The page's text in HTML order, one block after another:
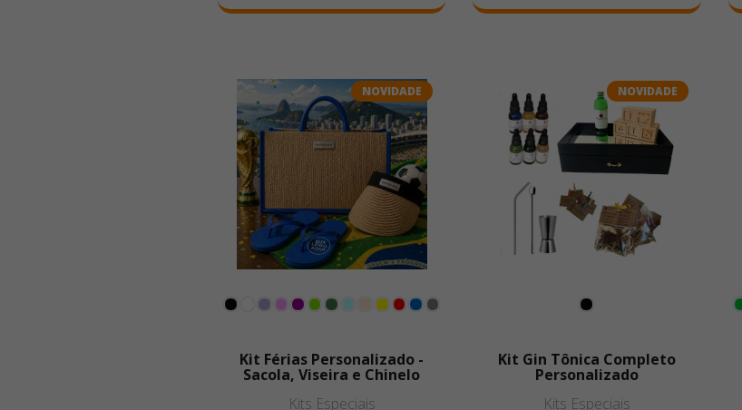
NOVIDADE
Kit Férias Personalizado -
Sacola, Viseira e Chinelo
Kits Especiais
NOVIDADE
Kit Gin Tônica Completo
Personalizado
Kits Especiais